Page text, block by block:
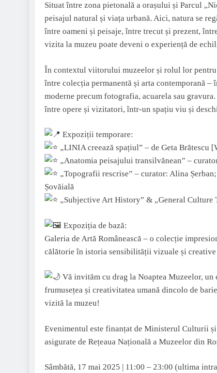
Situat între zona pietonală a orașului și Parcul
peisajul natural și viața urbană. Aici, natura se
între oameni și peisaje, între trecut și prezent,
vizita la muzeu poate deveni o experiență de
În contextul viitorului muzeelor și rolul lor
între colecția permanentă și arta contemporană
moderne precum fotografia, acuarela sau
între opere și vizitatori, într-un spațiu viu și
Expoziții temporare:
„LINIA creează spațiul” – de Geta Brătescu
„Anatomia peisajului transilvănean” –
„Topografii rescrise” – curator: Alina
Șovăială
„Subjective Art History” & „General Culture
Expoziția de bază:
Galeria de Artă Românească – o colecție
călătorie în istoria sensibilității vizuale și creative
Vă invităm cu drag la Noaptea Muzeelor,
frumusețea și creativitatea umană dincolo de
vizită la muzeu!
Evenimentul este finanțat de Ministerul Culturii
asigurate de Rețeaua Națională a Muzeelor din
Sâmbătă, 17 mai 2025 | 11:00 – 23:00 (ultima